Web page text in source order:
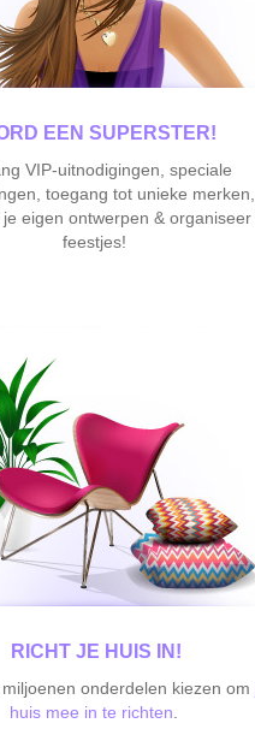
EEN SUPERSTER!
VIP-uitnodigingen, speciale
toegang tot unieke merken,
eigen ontwerpen & organiseer
feestjes!
RICHT JE HUIS IN!
onderdelen kiezen om
huis mee in te richten